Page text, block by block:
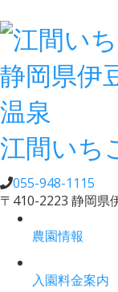
静岡県伊
温泉
江間いち
055-948-1115
〒410-2223 静岡県
農園情報
入園料金案内